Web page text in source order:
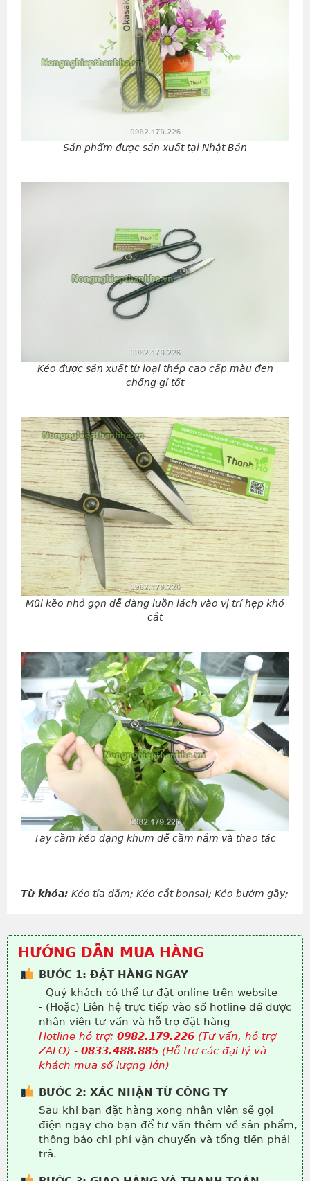
Sản phẩm được sản xuất tại Nhật Bản
Kéo được sản xuất từ loại thép cao cấp màu đen
chống gỉ tốt
Mũi kẽo nhỏ gọn dễ dàng luồn lách vào vị trí hẹp khó
cắt
Tay cầm kéo dạng khum dễ cầm nắm và thao tác
Từ khóa: Kéo tỉa dăm; Kéo cắt bonsai; Kéo bướm gầy;
HƯỚNG DẪN MUA HÀNG
BƯỚC 1: ĐẶT HÀNG NGAY
- Quý khách có thể tự đặt online trên website
- (Hoặc) Liên hệ trực tiếp vào số hotline để được
nhân viên tư vấn và hỗ trợ đặt hàng
Hotline hỗ trợ: 0982.179.226 (Tư vấn, hỗ trợ
ZALO) - 0833.488.885 (Hỗ trợ các đại lý và
khách mua số lượng lớn)
BƯỚC 2: XÁC NHẬN TỪ CÔNG TY
Sau khi bạn đặt hàng xong nhân viên sẽ gọi
điện ngay cho bạn để tư vấn thêm về sản phẩm,
thông báo chi phí vận chuyển và tổng tiền phải
trả.